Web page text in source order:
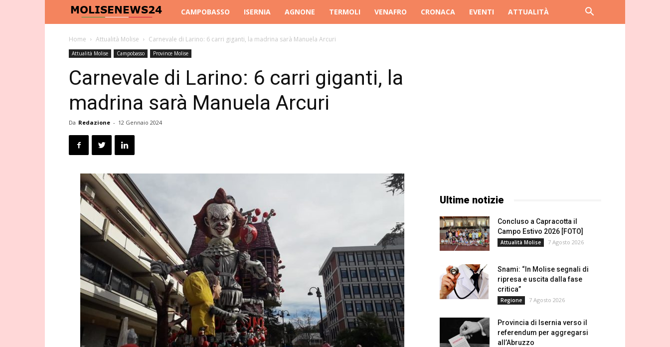
Molise
News
24
CAMPOBASSO ISERNIA AGNONE TERMOLI VENAFRO CRONACA EVENTI ATTUALITÀ
Home Attualità Molise Carnevale di Larino: 6 carri giganti, la madrina sarà Manuela Arcuri
Attualità Molise Campobasso Province Molise
Carnevale di Larino: 6 carri giganti, la
madrina sarà Manuela Arcuri
Da Redazione - 12 Gennaio 2024
Ultime notizie
Concluso a Capracotta il
Campo Estivo 2026 [FOTO]
Attualità Molise 7 Agosto 2026
Snami: “In Molise segnali di
ripresa e uscita dalla fase
critica”
Regione 7 Agosto 2026
Provincia di Isernia verso il
referendum per aggregarsi
all’Abruzzo